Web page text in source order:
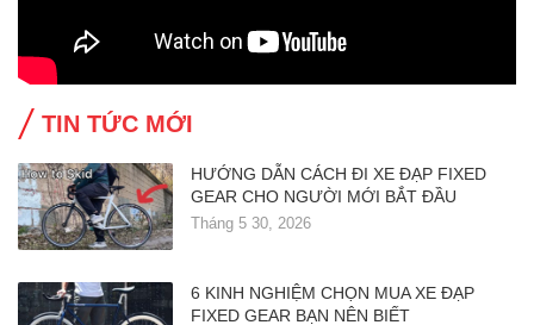
TIN TỨC MỚI
HƯỚNG DẪN CÁCH ĐI XE ĐẠP FIXED
GEAR CHO NGƯỜI MỚI BẮT ĐẦU
Tháng 5 30, 2026
6 KINH NGHIỆM CHỌN MUA XE ĐẠP
FIXED GEAR BẠN NÊN BIẾT